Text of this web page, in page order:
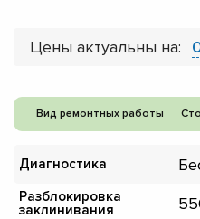
Цены актуальны на:
Вид ремонтных работы
Диагностика
Разблокировка
заклинивания